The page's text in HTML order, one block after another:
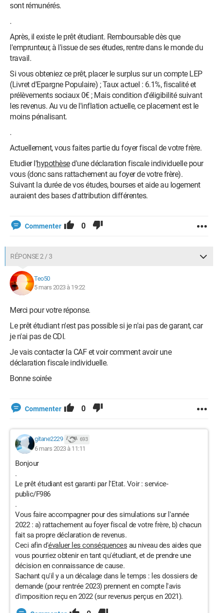
sont rémunérés.
.
Après, il existe le prêt étudiant. Remboursable dès que
l'emprunteur, à l'issue de ses études, rentre dans le monde du
travail.
Si vous obteniez ce prêt, placer le surplus sur un compte LEP
(Livret d'Epargne Populaire) ; Taux actuel : 6.1%, fiscalité et
prélèvements sociaux 0€ ; Mais condition d'éligibilité suivant
les revenus. Au vu de l'inflation actuelle, ce placement est le
moins pénalisant.
.
Actuellement, vous faites partie du foyer fiscal de votre frère.
Etudier l'hypothèsed'une déclaration fiscale individuelle pour
vous (donc sans rattachement au foyer de votre frère).
Suivant la durée de vos études, bourses et aide au logement
auraient des bases d'attribution différentes.
Commenter 0
RÉPONSE 2 / 3
Teo50
5 mars 2023 à 19:22
Merci pour votre réponse.
Le prêt étudiant n'est pas possible si je n'ai pas de garant, car
je n'ai pas de CDI.
Je vais contacter la CAF et voir comment avoir une
déclaration fiscale individuelle.
Bonne soirée
Commenter 0
gitane2229 693
6 mars 2023 à 11:11
Bonjour
.
Le prêt étudiant est garanti par l'Etat. Voir : service-
public/F986
.
Vous faire accompagner pour des simulations sur l'année
2022 : a) rattachement au foyer fiscal de votre frère, b) chacun
fait sa propre déclaration de revenus.
Ceci afin d'évaluer les conséquences au niveau des aides que
vous pourriez obtenir en tant qu'étudiant, et de prendre une
décision en connaissance de cause.
Sachant qu'il y a un décalage dans le temps : les dossiers de
demande (pour rentrée 2023) prennent en compte l'avis
d'imposition reçu en 2022 (sur revenus perçus en 2021).